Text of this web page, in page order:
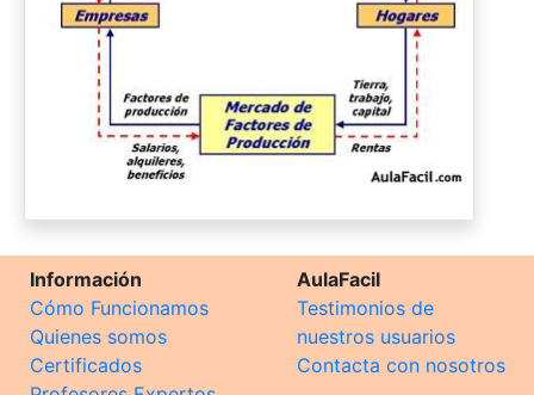
Información
Cómo Funcionamos
Quienes somos
Certificados
AulaFacil
Testimonios de
nuestros usuarios
Contacta con nosotros